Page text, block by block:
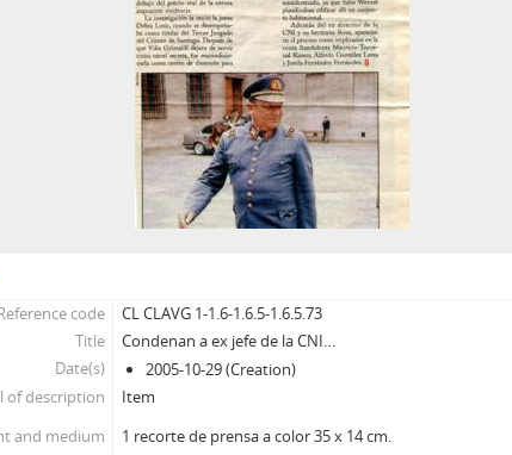
code
CL CLAVG 1-1.6-1.6.5-1.6.5.73
Title
Condenan a ex jefe de la CNI…
Date(s)
2005-10-29 (Creation)
of description
Item
and medium
1 recorte de prensa a color 35 x 14 cm.